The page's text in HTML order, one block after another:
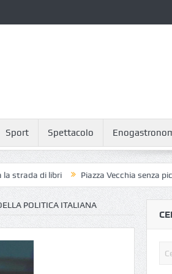
Sport Spettacolo
Piazza Vecchia senza piccioni: il
POLITICA ITALIANA